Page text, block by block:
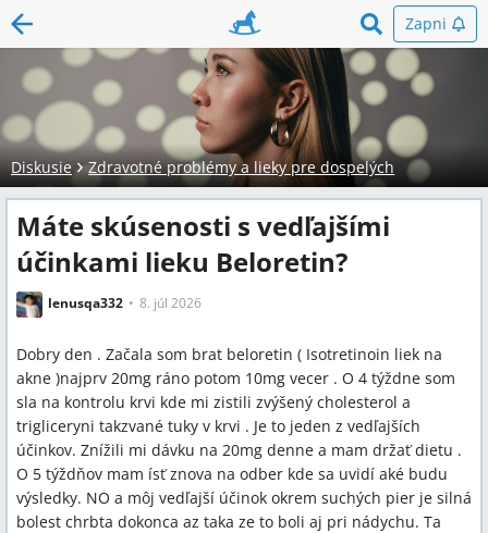
Zapni
Diskusie Zdravotné problémy a lieky pre dospelých
Máte skúsenosti s vedľajšími
účinkami lieku Beloretin?
lenusqa332 8. júl 2026
Dobry den . Začala som brat beloretin ( Isotretinoin liek na
akne )najprv 20mg ráno potom 10mg vecer . O 4 týždne som
sla na kontrolu krvi kde mi zistili zvýšený cholesterol a
trigliceryni takzvané tuky v krvi . Je to jeden z vedľajších
účinkov. Znížili mi dávku na 20mg denne a mam držať dietu .
O 5 týždňov mam ísť znova na odber kde sa uvidí aké budu
výsledky. NO a môj vedľajší účinok okrem suchých pier je silná
bolest chrbta dokonca az taka ze to boli aj pri nádychu. Ta